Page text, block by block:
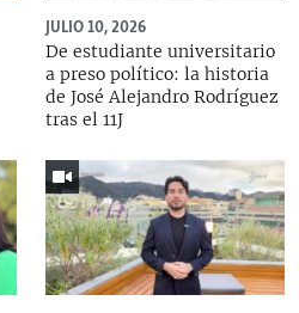
JULIO 10, 2026
De estudiante universitario
a preso político: la historia
de José Alejandro Rodríguez
tras el 11J